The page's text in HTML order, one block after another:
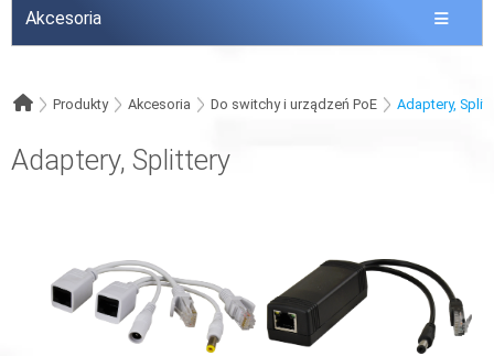
Akcesoria
Produkty Akcesoria Do switchy i urządzeń PoE Adaptery,
Adaptery, Splittery